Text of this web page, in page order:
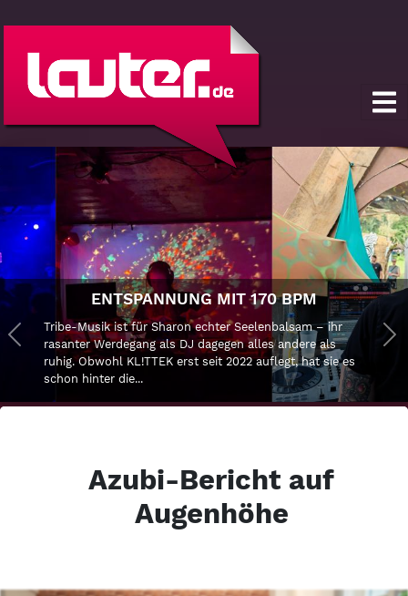
ENTSPANNUNG MIT 170 BPM
Tribe-Musik ist für Sharon echter Seelenbalsam – ihr
rasanter Werdegang als DJ dagegen alles andere als
ruhig. Obwohl KL!TTEK erst seit 2022 auflegt, hat sie es
schon hinter die...
Previous
Azubi-Bericht auf
Augenhöhe